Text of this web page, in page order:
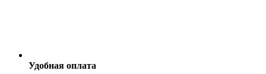
Удобная оплата